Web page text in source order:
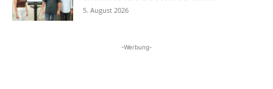
5. August 2026
-Werbung-